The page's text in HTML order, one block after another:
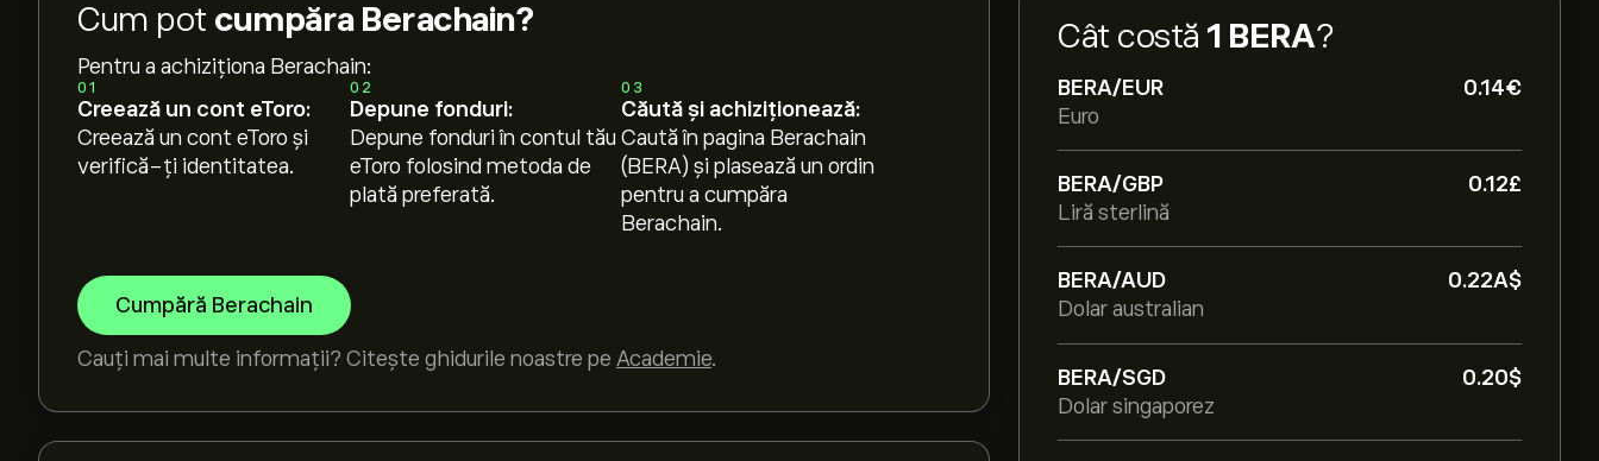
Cât costă 1 BERA?
BERA/EUR
0.14‎€‎
Euro
BERA/GBP
0.12‎£‎
Liră sterlină
BERA/AUD
0.22‎A$‎
Dolar australian
BERA/SGD
0.20‎$‎
Dolar singaporez
Cum pot cumpăra Berachain?
Pentru a achiziționa Berachain:
01
Creează un cont eToro:
Creează un cont eToro și
verifică-ți identitatea.
02
Depune fonduri:
Depune fonduri în contul tău
eToro folosind metoda de
plată preferată.
03
Căută și achiziționează:
Caută în pagina Berachain
(BERA) și plasează un ordin
pentru a cumpăra
Berachain.
Cumpără Berachain
Cauți mai multe informații? Citește ghidurile noastre pe Academie.